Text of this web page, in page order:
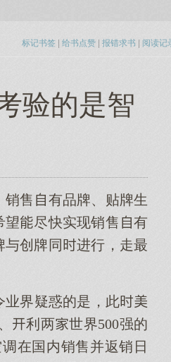
标记书签 | 给书点赞 | 报错求书 | 阅读记
验的是智
销售有品牌、贴牌生
望尽快实现销售有
创牌同进行，走最
业界疑惑的是，此
利两世界500强的
在国内销售并返销日